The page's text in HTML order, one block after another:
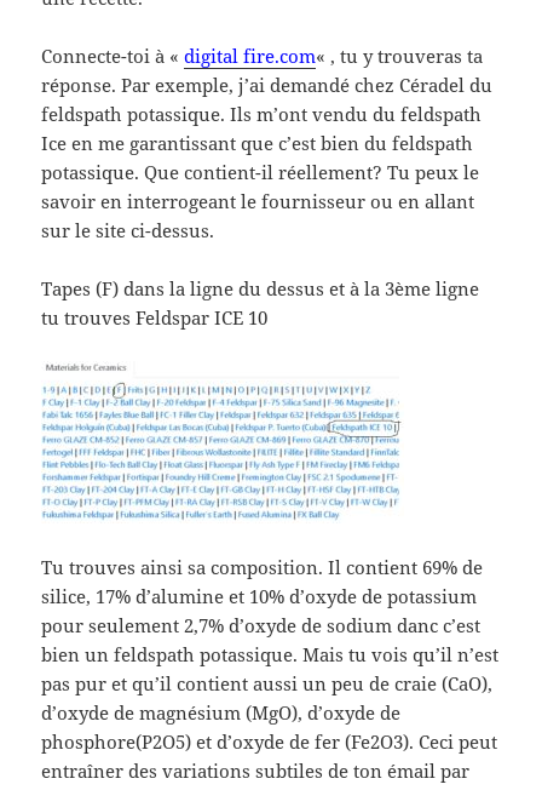
Connecte-toi à «digital fire.com« , tu y trouveras ta
réponse. Par exemple, j’ai demandé chez Céradel du
feldspath potassique. Ils m’ont vendu du feldspath
Ice en me garantissant que c’est bien du feldspath
potassique. Que contient-il réellement? Tu peux le
savoir en interrogeant le fournisseur ou en allant
sur le site ci-dessus.
Tapes (F) dans la ligne du dessus et à la 3ème ligne
tu trouves Feldspar ICE 10
Tu trouves ainsi sa composition. Il contient 69% de
silice, 17% d’alumine et 10% d’oxyde de potassium
pour seulement 2,7% d’oxyde de sodium danc c’est
bien un feldspath potassique. Mais tu vois qu’il n’est
pas pur et qu’il contient aussi un peu de craie (CaO),
d’oxyde de magnésium (MgO), d’oxyde de
phosphore(P2O5) et d’oxyde de fer (Fe2O3). Ceci peut
entraîner des variations subtiles de ton émail par